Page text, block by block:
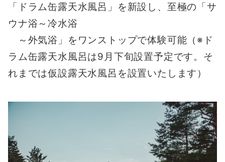
「ドラム缶露天水風呂」を新設し、至極の「サ
ウナ浴～冷水浴
～外気浴」をワンストップで体験可能（※ド
ラム缶露天水風呂は9月下旬設置予定です。そ
れまでは仮設露天水風呂を設置いたします）